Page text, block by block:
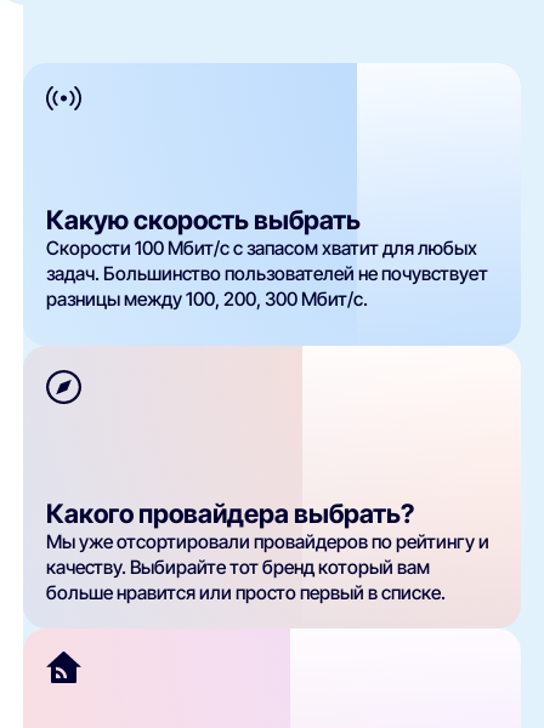
Какую скорость выбрать
Скорости 100 Мбит/с с запасом хватит для любых
задач. Большинство пользователей не почувствует
разницы между 100, 200, 300 Мбит/с.
Какого провайдера выбрать?
Мы уже отсортировали провайдеров по рейтингу и
качеству. Выбирайте тот бренд который вам
больше нравится или просто первый в списке.